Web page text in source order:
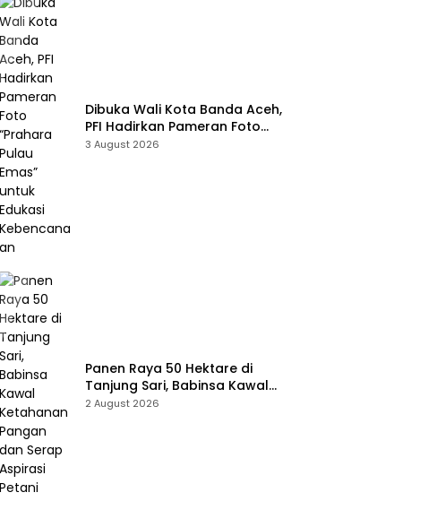
Dibuka Wali Kota Banda Aceh,
PFI Hadirkan Pameran Foto
“Prahara Pulau Emas” untuk
3 August 2026
Panen Raya 50 Hektare di
Tanjung Sari, Babinsa Kawal
Ketahanan Pangan dan Serap
2 August 2026